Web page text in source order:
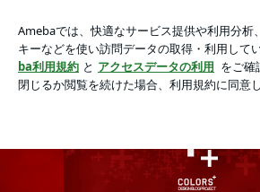
アプリをダウンロードして ブログの更新通知
ょう。